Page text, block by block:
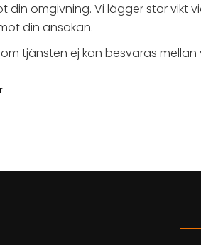
din omgivning. Vi lägger stor vikt
din ansökan.
tjänsten ej kan besvaras mellan